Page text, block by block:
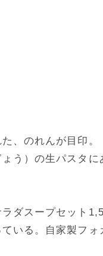
、のれんが目印。
う）の生パスタ
ダスープセット
いる。自家製フ